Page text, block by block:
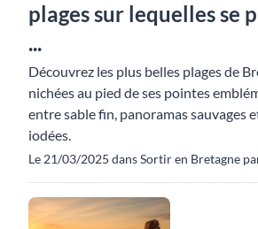
plages sur lequelles se
...
Découvrez les plus belles plages de
nichées au pied de ses pointes
entre sable fin, panoramas sauvages
iodées.
Le 21/03/2025 dans Sortir en Bretagne